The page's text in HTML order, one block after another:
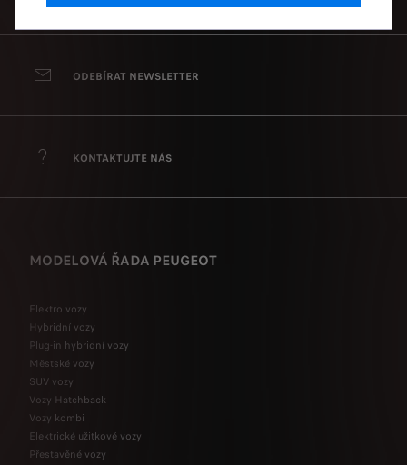
ODEBÍRAT NEWSLETTER
KONTAKTUJTE NÁS
MODELOVÁ ŘADA PEUGEOT
Elektro vozy
Hybridní vozy
Plug-in hybridní vozy
Městské vozy
SUV vozy
Vozy Hatchback
Vozy kombi
Elektrické užitkové vozy
Přestavěné vozy